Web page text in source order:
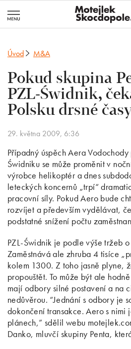
Úvod M&A
Pokud skupina
PZL-Świdnik,
Polsku drsné
29. května 2009, 6:36
Případný úspěch Aera
Świdniku se může proměnit v
výrobce helikoptér a dnes
leteckých koncernů „trpí“
pracovní síly. Pokud Aero bude
rozvíjet a především vydělávat,
podstatné snížení počtu
PZL-Świdnik je podle výše tržeb
Zaměstnává ale zhruba 4 tisíce
kolem 1300. Z toho jasně plyne,
propouštět. To může být ale
mají odbory silné postavení a na
nedůvěrou. “Jednání s odbory je
dokončení transakce. Aero s nimi
plánech,” sdělil webu
Danko, mluvčí skupiny Penta,